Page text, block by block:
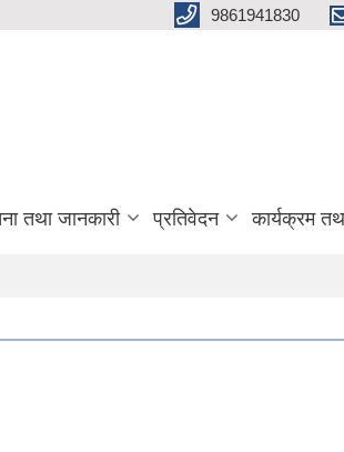
9861941830
तथा जानकारी प्रतिवेदन कार्यक्रम